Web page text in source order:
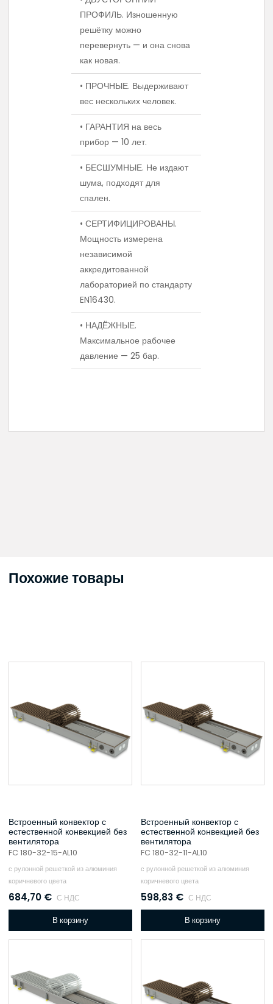
ПРОФИЛЬ. Изношенную
решётку можно
перевернуть — и она снова
как новая.
• ПРОЧНЫЕ. Выдерживают
вес нескольких человек.
• ГАРАНТИЯ на весь
прибор — 10 лет.
• БЕСШУМНЫЕ. Не издают
шума, подходят для
спален.
• СЕРТИФИЦИРОВАНЫ.
Мощность измерена
независимой
аккредитованной
лабораторией по стандарту
EN16430.
• НАДЁЖНЫЕ.
Максимальное рабочее
давление — 25 бар.
Похожие товары
Встроенный конвектор с
естественной конвекцией без
вентилятора
FC 180-32-15-AL10
с рулонной решеткой из алюминия
коричневого цвета
684,70 € С НДС
В корзину
Встроенный конвектор с
естественной конвекцией без
вентилятора
FC 180-32-11-AL10
с рулонной решеткой из алюминия
коричневого цвета
598,83 € С НДС
В корзину